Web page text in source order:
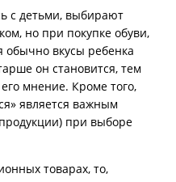
с детьми, выбирают
но при покупке обуви,
обычно вкусы ребенка
он становится, тем
мнение. Кроме того,
является важным
при выборе
товарах, то,